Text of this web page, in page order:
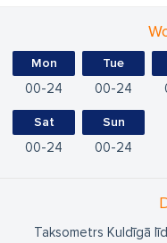
Mon
00 24
Tue
00 24
Sat
00 24
Sun
00 24
Taksometrs Kuldīgā